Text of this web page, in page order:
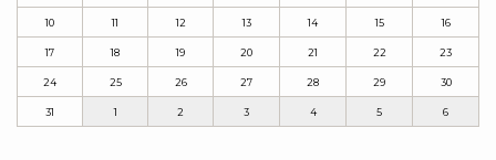
10 11 12 13 14 15 16
17 18 19 20 21 22 23
24 25 26 27 28 29 30
31 1 2 3 4 5 6